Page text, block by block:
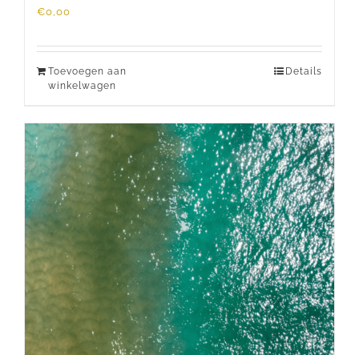
€0,00
Toevoegen aan
winkelwagen
Details